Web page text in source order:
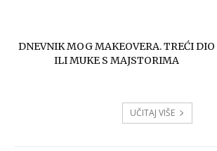
DNEVNIK MOG MAKEOVERA. TREĆI DIO
ILI MUKE S MAJSTORIMA
UČITAJ VIŠE